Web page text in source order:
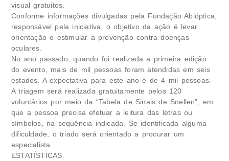
visual gratuitos.
Conforme informações divulgadas pela Fundação Abióptica,
responsável pela iniciativa, o objetivo da ação é levar
orientação e estimular a prevenção contra doenças
oculares.
No ano passado, quando foi realizada a primeira edição
do evento, mais de mil pessoas foram atendidas em seis
estados. A expectativa para este ano é de 4 mil pessoas.
A triagem será realizada gratuitamente pelos 120
voluntários por meio da “Tabela de Sinais de Snellen”, em
que a pessoa precisa efetuar a leitura das letras ou
símbolos, na sequência indicada. Se identificada alguma
dificuldade, o triado será orientado a procurar um
especialista.
ESTATÍSTICAS